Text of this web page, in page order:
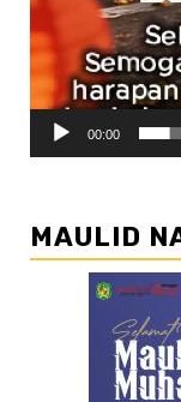
00:00
MAULID